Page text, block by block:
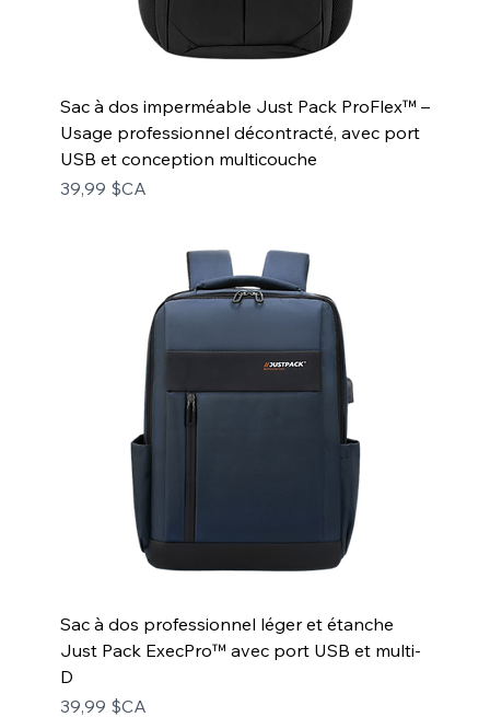
Sac à dos imperméable Just Pack ProFlex™ –
Usage professionnel décontracté, avec port
USB et conception multicouche
Prix
39,99 $CA
Sac à dos professionnel léger et étanche
Just Pack ExecPro™ avec port USB et multi-
D
Prix
39,99 $CA